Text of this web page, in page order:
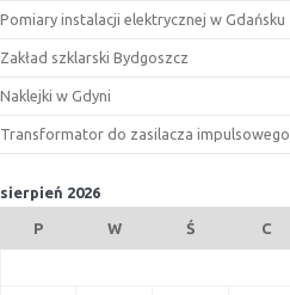
Pomiary instalacji elektrycznej w Gdańsku
Zakład szklarski Bydgoszcz
Naklejki w Gdyni
Transformator do zasilacza impulsowego
sierpień 2026
P W Ś C